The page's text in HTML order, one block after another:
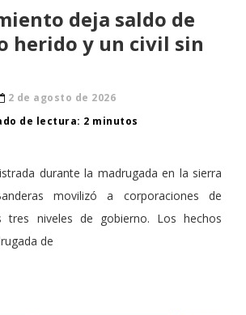
deja saldo de
herido y un civil sin
2 de agosto de 2026
de lectura: 2 minutos
durante la madrugada en la sierra
movilizó a corporaciones de
tres niveles de gobierno. Los hechos
de